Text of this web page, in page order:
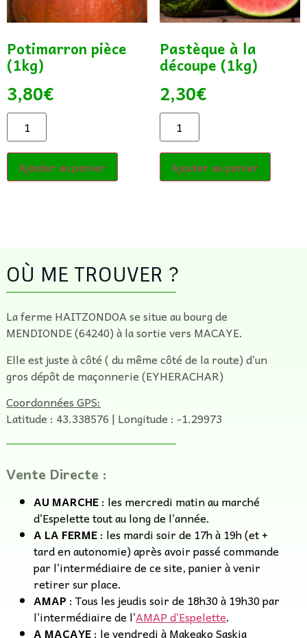
Potimarron pièce
(1kg)
3,80€
Ajouter au panier
Pastèque à la
découpe (1kg)
2,30€
Ajouter au panier
OÙ ME TROUVER ?
La ferme HAITZONDOA se situe au bourg de
MENDIONDE (64240) à la sortie vers MACAYE.
Elle est juste à côté ( du même côté de la route) d’un
gros dépôt de maçonnerie (EYHERACHAR)
Coordonnées GPS:
Latitude : 43.338576 | Longitude : -1.29973
Vente Directe :
AU MARCHE: les mercredi matin au marché
d’Espelette tout au long de l’année.
A LA FERME: les mardi soir de 17h à 19h (et +
tard en autonomie) après avoir passé commande
par l’intermédiaire de ce site, panier à venir
retirer sur place.
AMAP : Tous les jeudis soir de 18h30 à 19h30 par
l’intermédiaire de l’AMAP d’Espelette.
A MACAYE: le vendredi à Makeako Saskia